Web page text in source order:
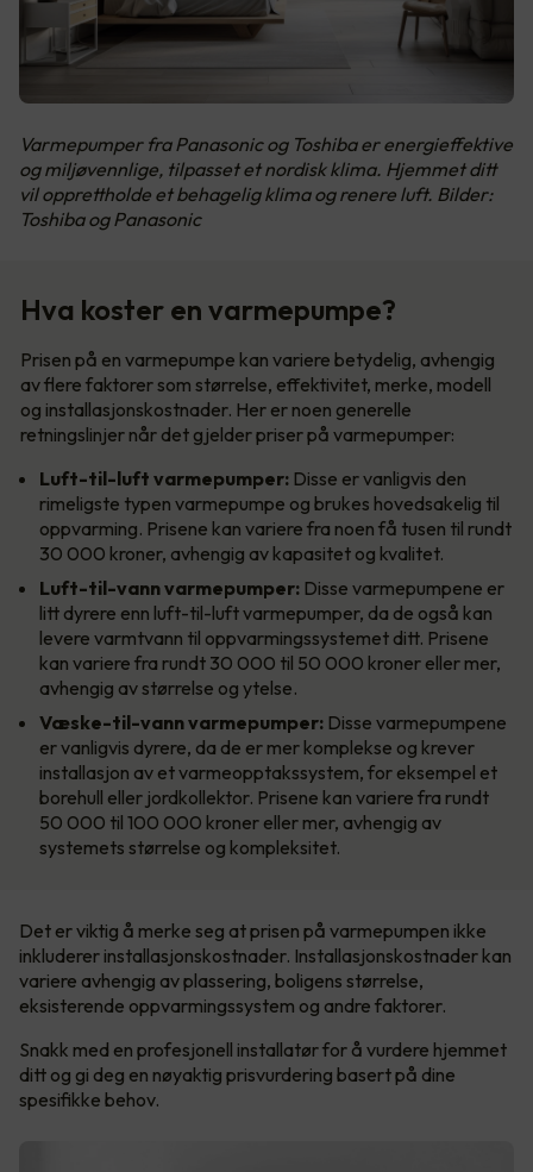
Varmepumper fra Panasonic og Toshiba er energieffektive
og miljøvennlige, tilpasset et nordisk klima. Hjemmet ditt
vil opprettholde et behagelig klima og renere luft. Bilder:
Toshiba og Panasonic
Hva koster en varmepumpe?
Prisen på en varmepumpe kan variere betydelig, avhengig
av flere faktorer som størrelse, effektivitet, merke, modell
og installasjonskostnader. Her er noen generelle
retningslinjer når det gjelder priser på varmepumper:
Luft-til-luft varmepumper: Disse er vanligvis den
rimeligste typen varmepumpe og brukes hovedsakelig til
oppvarming. Prisene kan variere fra noen få tusen til rundt
30 000 kroner, avhengig av kapasitet og kvalitet.
Luft-til-vann varmepumper: Disse varmepumpene er
litt dyrere enn luft-til-luft varmepumper, da de også kan
levere varmtvann til oppvarmingssystemet ditt. Prisene
kan variere fra rundt 30 000 til 50 000 kroner eller mer,
avhengig av størrelse og ytelse.
Væske-til-vann varmepumper: Disse varmepumpene
er vanligvis dyrere, da de er mer komplekse og krever
installasjon av et varmeopptakssystem, for eksempel et
borehull eller jordkollektor. Prisene kan variere fra rundt
50 000 til 100 000 kroner eller mer, avhengig av
systemets størrelse og kompleksitet.
Det er viktig å merke seg at prisen på varmepumpen ikke
inkluderer installasjonskostnader. Installasjonskostnader kan
variere avhengig av plassering, boligens størrelse,
eksisterende oppvarmingssystem og andre faktorer.
Snakk med en profesjonell installatør for å vurdere hjemmet
ditt og gi deg en nøyaktig prisvurdering basert på dine
spesifikke behov.